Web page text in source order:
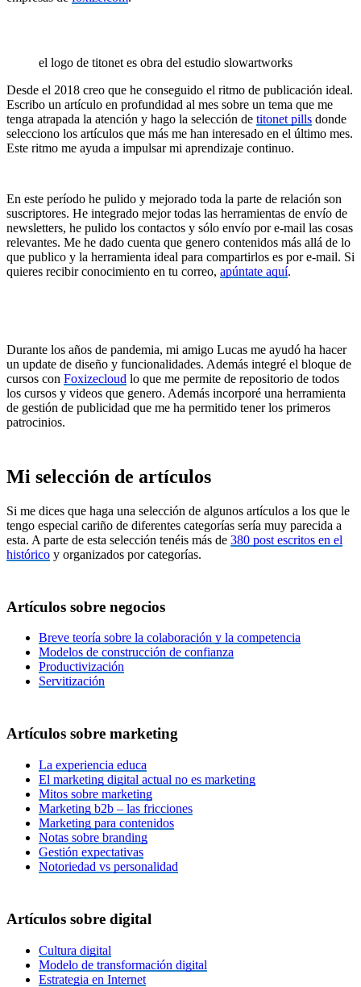
el logo de titonet es obra del estudio slowartworks
Desde el 2018 creo que he conseguido el ritmo de publicación ideal.
Escribo un artículo en profundidad al mes sobre un tema que me
tenga atrapada la atención y hago la selección de titonet pills donde
selecciono los artículos que más me han interesado en el último mes.
Este ritmo me ayuda a impulsar mi aprendizaje continuo.
En este período he pulido y mejorado toda la parte de relación son
suscriptores. He integrado mejor todas las herramientas de envío de
newsletters, he pulido los contactos y sólo envío por e-mail las cosas
relevantes. Me he dado cuenta que genero contenidos más allá de lo
que publico y la herramienta ideal para compartirlos es por e-mail. Si
quieres recibir conocimiento en tu correo, apúntate aquí.
Durante los años de pandemia, mi amigo Lucas me ayudó ha hacer
un update de diseño y funcionalidades. Además integré el bloque de
cursos con Foxizecloud lo que me permite de repositorio de todos
los cursos y videos que genero. Además incorporé una herramienta
de gestión de publicidad que me ha permitido tener los primeros
patrocinios.
Mi selección de artículos
Si me dices que haga una selección de algunos artículos a los que le
tengo especial cariño de diferentes categorías sería muy parecida a
esta. A parte de esta selección tenéis más de 380 post escritos en el
histórico y organizados por categorías.
Artículos sobre negocios
Breve teoría sobre la colaboración y la competencia
Modelos de construcción de confianza
Productivización
Servitización
Artículos sobre marketing
La experiencia educa
El marketing digital actual no es marketing
Mitos sobre marketing
Marketing b2b – las fricciones
Marketing para contenidos
Notas sobre branding
Gestión expectativas
Notoriedad vs personalidad
Artículos sobre digital
Cultura digital
Modelo de transformación digital
Estrategia en Internet